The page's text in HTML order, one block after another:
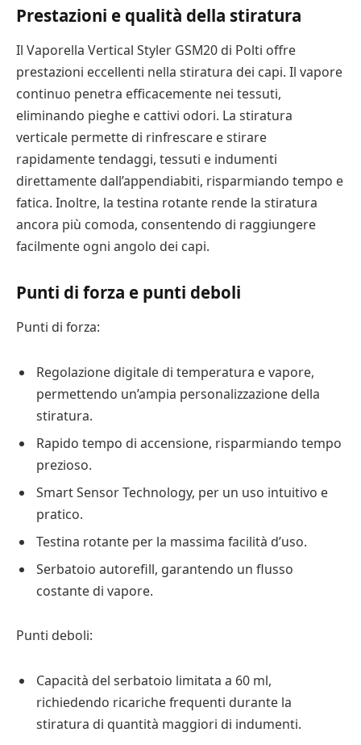
Prestazioni e qualità della stiratura
Il Vaporella Vertical Styler GSM20 di Polti offre
prestazioni eccellenti nella stiratura dei capi. Il vapore
continuo penetra efficacemente nei tessuti,
eliminando pieghe e cattivi odori. La stiratura
verticale permette di rinfrescare e stirare
rapidamente tendaggi, tessuti e indumenti
direttamente dall’appendiabiti, risparmiando tempo e
fatica. Inoltre, la testina rotante rende la stiratura
ancora più comoda, consentendo di raggiungere
facilmente ogni angolo dei capi.
Punti di forza e punti deboli
Punti di forza:
Regolazione digitale di temperatura e vapore,
permettendo un’ampia personalizzazione della
stiratura.
Rapido tempo di accensione, risparmiando tempo
prezioso.
Smart Sensor Technology, per un uso intuitivo e
pratico.
Testina rotante per la massima facilità d’uso.
Serbatoio autorefill, garantendo un flusso
costante di vapore.
Punti deboli:
Capacità del serbatoio limitata a 60 ml,
richiedendo ricariche frequenti durante la
stiratura di quantità maggiori di indumenti.